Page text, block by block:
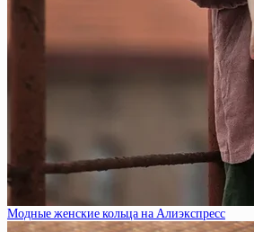
Модные женские кольца на Алиэкспресс